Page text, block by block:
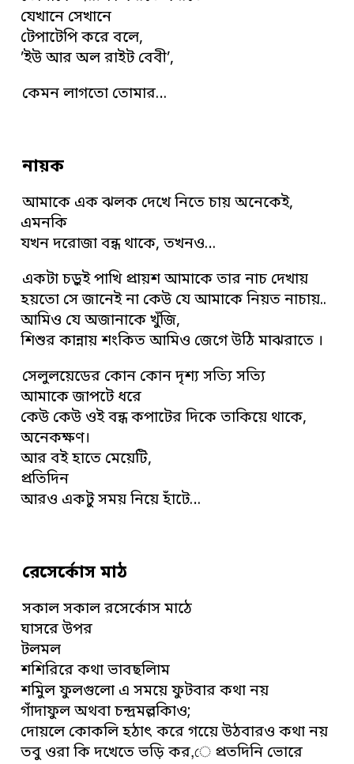
যেখানে সেখানে
টেপাটেপি করে বলে,
’ইউ আর অল রাইট বেবী’,
কেমন লাগতো তোমার…
নায়ক
আমাকে এক ঝলক দেখে নিতে চায় অনেকেই,
এমনকি
যখন দরোজা বন্ধ থাকে, তখনও…
একটা চড়ুই পাখি প্রায়শ আমাকে তার নাচ দেখায়
হয়তো সে জানেই না কেউ যে আমাকে নিয়ত নাচায়..
আমিও যে অজানাকে খুঁজি,
শিশুর কান্নায় শংকিত আমিও জেগে উঠি মাঝরাতে ।
সেলুলয়েডের কোন কোন দৃশ্য সত্যি সত্যি
আমাকে জাপটে ধরে
কেউ কেউ ওই বন্ধ কপাটের দিকে তাকিয়ে থাকে,
অনেকক্ষণ।
আর বই হাতে মেয়েটি,
প্রতিদিন
আরও একটু সময় নিয়ে হাঁটে…
রেসের্কোস মাঠ
সকাল সকাল রসের্কোস মাঠে
ঘাসরে উপর
টলমল
শশিরিরে কথা ভাবছলিাম
শমিুল ফুলগুলো এ সময়ে ফুটবার কথা নয়
গাঁদাফুল অথবা চন্দ্রমল্লকিাও;
দোয়লে কোকলি হঠাৎ করে গয়েে উঠবারও কথা নয়
তবু ওরা কি দখেতে ভড়ি কর,ে প্রতদিনি ভোরে